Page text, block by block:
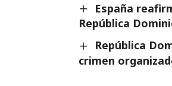
España
República
República
crimen